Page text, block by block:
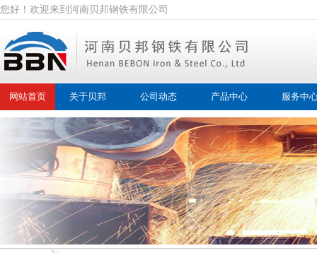
您好！欢迎来到河南贝邦钢铁有限公司
网站首页 关于贝邦 公司动态 产品中心 服务中